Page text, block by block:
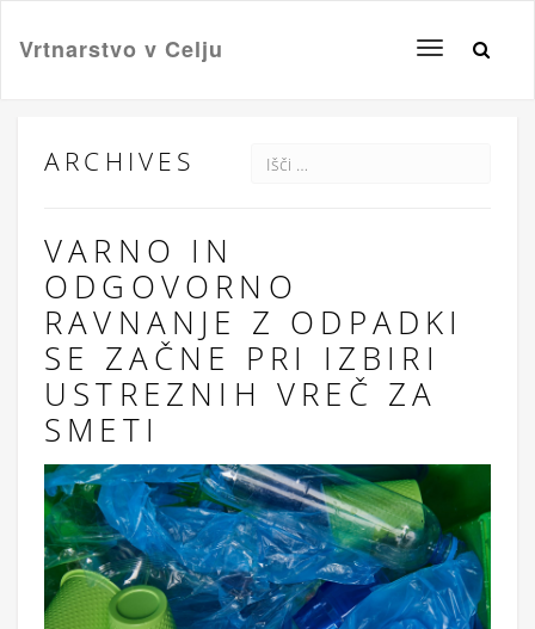
Toggle
Vrtnarstvo v Celju
ARCHIVES
VARNO IN
ODGOVORNO
RAVNANJE Z ODPADKI
SE ZAČNE PRI IZBIRI
USTREZNIH VREČ ZA
SMETI